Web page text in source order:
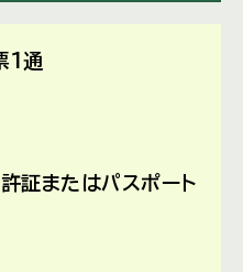
1通
証またはパスポート